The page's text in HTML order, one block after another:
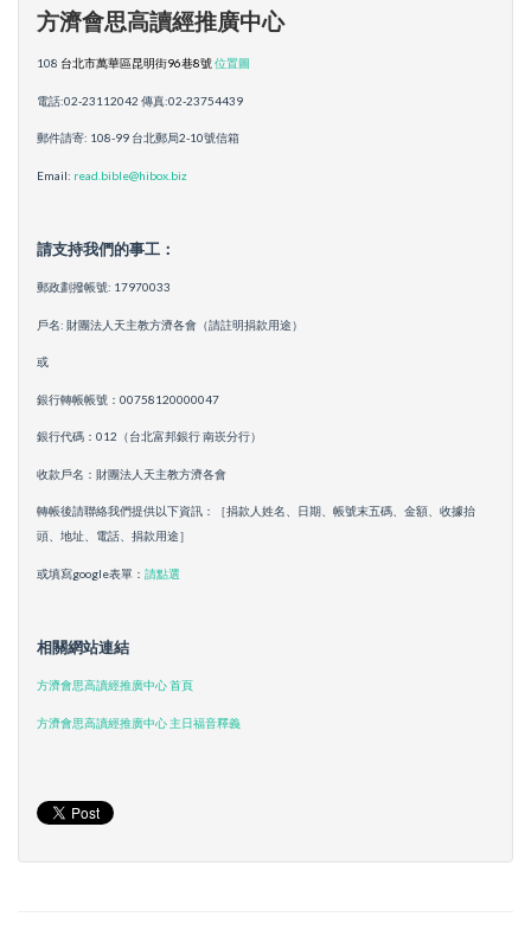
方濟會思高讀經推廣中心
108 台北市萬華區昆明街96巷8號位置圖
電話:02-23112042 傳真:02-23754439
郵件請寄: 108-99 台北郵局2-10號信箱
Email: read.bible@hibox.biz
請支持我們的事工：
郵政劃撥帳號: 17970033
戶名: 財團法人天主教方濟各會（請註明捐款用途）
或
銀行轉帳帳號：00758120000047
銀行代碼：012（台北富邦銀行 南崁分行）
收款戶名：財團法人天主教方濟各會
轉帳後請聯絡我們提供以下資訊：［捐款人姓名、日期、帳號末五碼、金額、收據抬
頭、地址、電話、捐款用途］
或填寫google表單： 請點選
相關網站連結
方濟會思高讀經推廣中心 首頁
方濟會思高讀經推廣中心 主日福音釋義